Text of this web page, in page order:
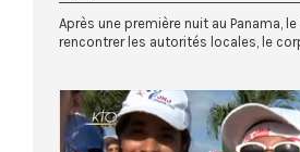
Après une première nuit au Panama,
rencontrer les autorités locales, le